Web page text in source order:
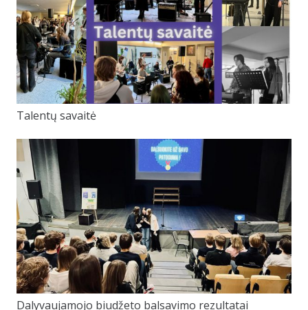
Talentų savaitė
Dalyvaujamojo biudžeto balsavimo rezultatai